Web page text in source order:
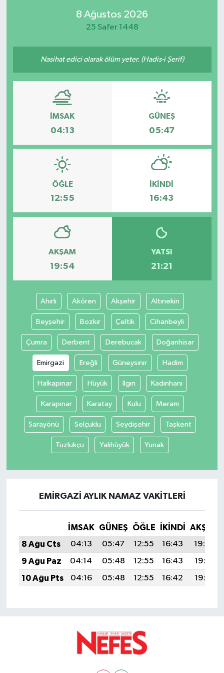
8 Ağustos 2026
25 Safer 1448
Nasihat edici olarak ölüm yeter. (Hadis-i Şerif)
İMSAK
04:13
GÜNEŞ
05:47
ÖĞLE
12:55
İKINDI
16:43
AKŞAM
19:54
YATSI
21:21
Ahırlı Akören Akşehir Altınekin
Beyşehir Bozkır Çeltik Cihanbeyli
Çumra Derbent Derebucak Doğanhisar
Emirgazi Ereğli Güneysınır Hadim
Halkapınar Hüyük Ilgın Kadınhanı
Karapınar Karatay Kulu Meram
Sarayönü Selçuklu Seydişehir Taşkent
Tuzlukçu Yalıhüyük Yunak
EMIRGAZI AYLIK NAMAZ VAKITLERI
İMSAK GÜNEŞ ÖĞLE İKINDI
AKŞAM
8 Ağu Cts
04:13 05:47 12:55 16:43
19:54
9 Ağu Paz
04:14 05:48 12:55 16:43
19:53
10 Ağu Pts
04:16 05:48 12:55 16:42 19:52